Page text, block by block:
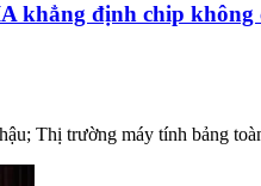
khẳng định chip
Thị trường máy tính bảng